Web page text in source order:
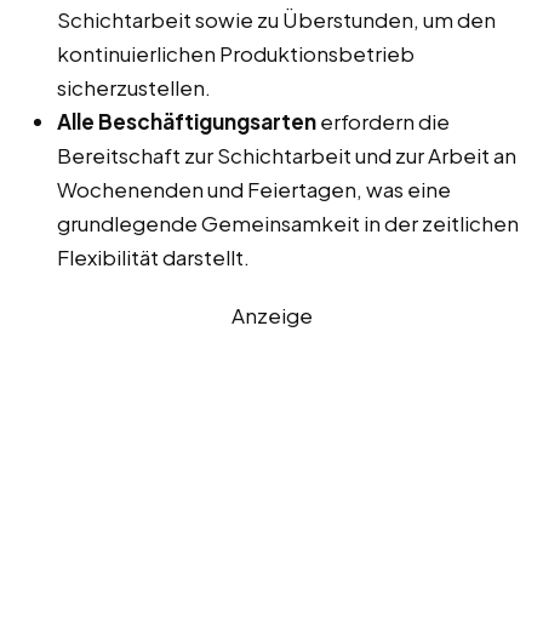
Schichtarbeit sowie zu Überstunden, um den
kontinuierlichen Produktionsbetrieb
sicherzustellen.
Alle Beschäftigungsartenerfordern die
Bereitschaft zur Schichtarbeit und zur Arbeit an
Wochenenden und Feiertagen, was eine
grundlegende Gemeinsamkeit in der zeitlichen
Flexibilität darstellt.
Anzeige